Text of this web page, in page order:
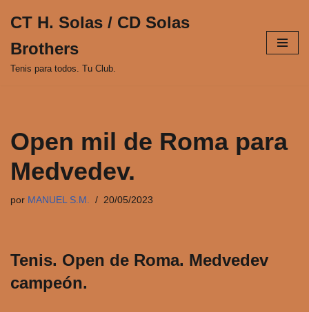
al
contenido
CT H. Solas / CD Solas
Brothers
Tenis para todos. Tu Club.
Open mil de Roma para
Medvedev.
por MANUEL S.M. 20/05/2023
Tenis. Open de Roma. Medvedev
campeón.